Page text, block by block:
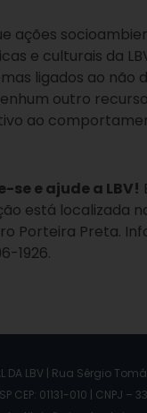
ações
e culturais da
ligados ao não
outro
ao
se e ajude a LBV!
está localizada
Porteira Preta.
1926.
DA LBV | Rua Sérgio
CEP: 01131-010 | CNPJ –